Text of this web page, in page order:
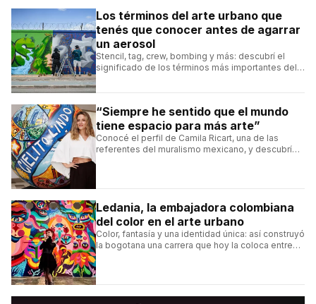
Los términos del arte urbano que
tenés que conocer antes de agarrar
un aerosol
Stencil, tag, crew, bombing y más: descubrí el
significado de los términos más importantes del
“Siempre he sentido que el mundo
tiene espacio para más arte”
Conocé el perfil de Camila Ricart, una de las
referentes del muralismo mexicano, y descubrí
Ledania, la embajadora colombiana
del color en el arte urbano
Color, fantasía y una identidad única: así construyó
la bogotana una carrera que hoy la coloca entre